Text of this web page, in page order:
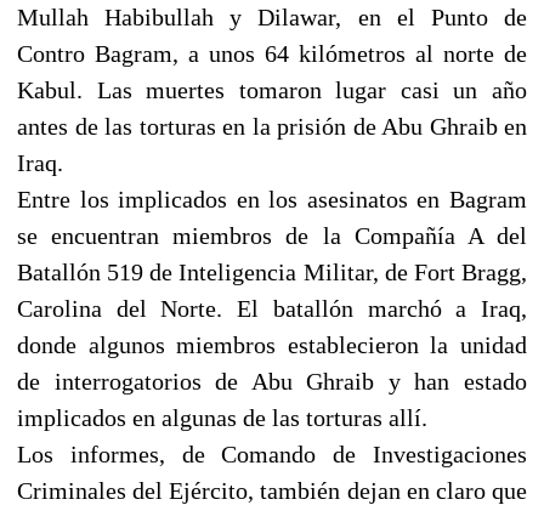
Mullah Habibullah y Dilawar, en el Punto de
Contro Bagram, a unos 64 kilómetros al norte de
Kabul. Las muertes tomaron lugar casi un año
antes de las torturas en la prisión de Abu Ghraib en
Iraq.
Entre los implicados en los asesinatos en Bagram
se encuentran miembros de la Compañía A del
Batallón 519 de Inteligencia Militar, de Fort Bragg,
Carolina del Norte. El batallón marchó a Iraq,
donde algunos miembros establecieron la unidad
de interrogatorios de Abu Ghraib y han estado
implicados en algunas de las torturas allí.
Los informes, de Comando de Investigaciones
Criminales del Ejército, también dejan en claro que